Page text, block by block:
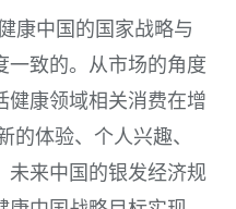
康中国的国家战略与
一致的。从市场的角度
健康领域相关消费在增
的体验、个人兴趣、
未来中国的银发经济规